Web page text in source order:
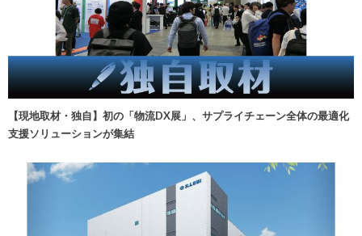
【現地取材・独自】初の「物流DX展」、サプライチェーン全体の最適化
支援ソリューションが集結